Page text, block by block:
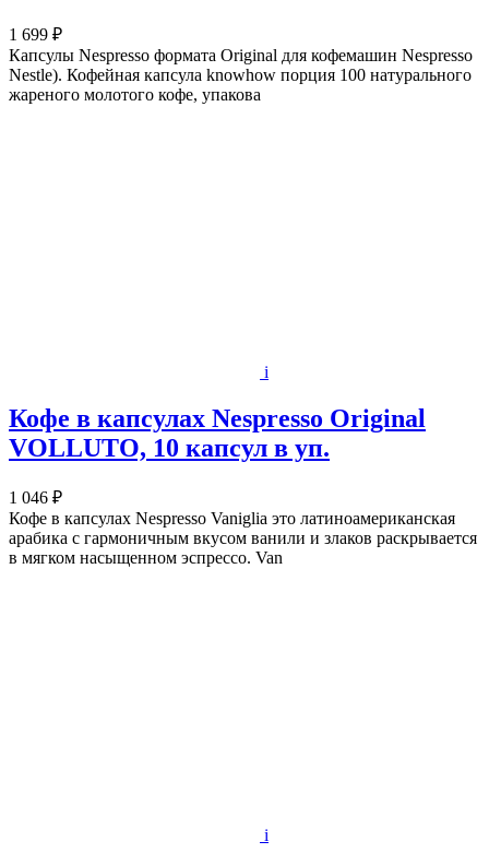
1 699 ₽
Капсулы Nespresso формата Original для кофемашин Nespresso
Nestle). Кофейная капсула knowhow порция 100 натурального
жареного молотого кофе, упакова
i
Кофе в капсулах Nespresso Original
VOLLUTO, 10 капсул в уп.
1 046 ₽
Кофе в капсулах Nespresso Vaniglia это латиноамериканская
арабика с гармоничным вкусом ванили и злаков раскрывается
в мягком насыщенном эспрессо. Van
i